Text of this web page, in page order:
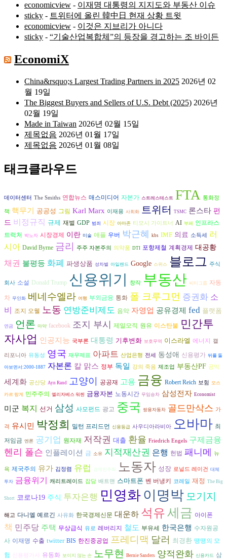
economicview - 이재명 대통령의 지지도와 부동산 이슈
sticky - 트위터에 올린 韓中日 현재 상황 트윗
economicview - 이것은 지브리가 아니다
sticky - “기술산업복합체”의 등장을 경고하는 조 바이든
EconomiX
China&rsquo;s Largest Trading Partners in 2025 2026년 02
월 19일
The Biggest Buyers and Sellers of U.S. Debt (2025) 2026년
02월 19일
Made in Taiwan 2026년 02월 15일
제목없음 2026년 01월 17일
제목없음 2026년 01월 08일
태크클라우드
데이터센터 The Smiths 연합뉴스 매스미디어 자본가 스트레스테스트 FTA 통화정
책 핵무기 공공성 그림 Karl Marx 이재용 사회화 트위터 TSMC 론스타 펀
드 비정규직 규제 재벌 GDP 범죄 시장 아마존 티모시 가이트너 AI 부패 인프라스
트럭처
박노자 시장경제 이란 미술 애플 우버 박근혜 kbs IMF 의료 소득세
러
시아 David Byrne 금리 주주 자본주의 의약품 DTI 포항제철 계획경제 대공황
채권 불평등 화폐 파생상품 성차별 아일랜드 Google 스위스 블로그 주식
회사 소설 Donald Trump 신용위기 창작 부동산 씨티그룹 자동
차 무인화 베네수엘라 여행 부외금융 통화 폴 크루그먼 증권화 소
비
조지 오웰 노동 연방준비제도 음악 자영업 공유경제 fed 플랫폼
연금 언론 마약 facebook 조지 부시 제일모직 원유 이스탄불 민간투
자사업 인공지능 국부론 대통령 기후변화 보호무역 이스라엘 에너지 캘
리포니아 유동성 영국 재무제표 아파트 산업은행 전세 동성애 신용평가 뒤를 돌
아보면서:2000-1887 자본론 칼 맑스 정부 독일 강의 죽음 제조업 부동산PF 공익
세계화 공산당 Ayn Rand 고양이 공공재 고용 금융 Robert Reich 보험 오스
카르 랑게 민주주의 엘리자베스 워렌 금융자본 노동시간 무임승차 삼성전자 Economist
미군 복지 선거 삼성 사모펀드 광고 중국 쌍용자동차 골드만삭스 가
격 유시민 박정희 밀턴 프리드먼 신용등급 사우디아라비아 오바마 최
저임금 엔론 공기업 원자재 저작권 대출 환율 Friedrich Engels 구제금융
헨리 폴슨 인플레이션 금 소유 지적재산권 은행 헌법 패니메 뉴
욕 제국주의 유가 김정렴 유럽 경제민주화 노동자 성장 로널드 레이건 대체
투자 금융위기 캐리트레이드 잡담 배트맨 스마트폰 벤 버냉키 코레일 재정 The Big
Short 코로나19 주식 투자은행 민영화 이명박 모기지
해고 다니엘 예르긴 사유화 한국경제신문 대운하 석유세금 아이폰
책 민주당 주택 무상급식 유로 레버리지 철도 부유세 한국은행 수자원공
사 이재명 수출 twitter BIS 한진중공업 프레디맥 달러 최경환 땡땡의 모
험 신용평가사 유동화 보이지 않는 손 노무현 Bernie Sanders 양적완화 신용카드 삼